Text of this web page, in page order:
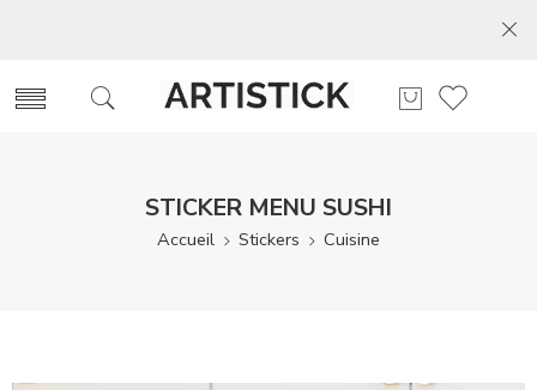
STICKER MENU SUSHI
Accueil Stickers Cuisine